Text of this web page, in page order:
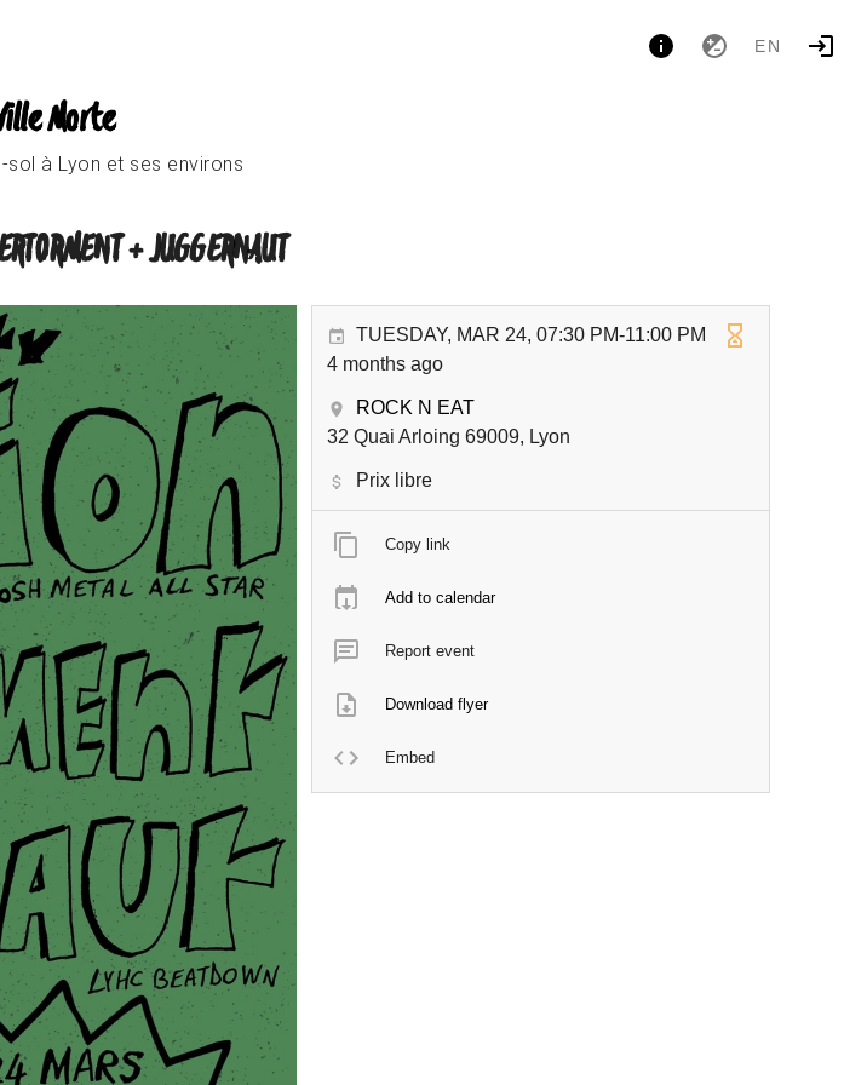
EN
Morte
sol à Lyon et ses environs
+ JUGGERNAUT
TUESDAY, MAR 24, 07:30 PM-11:00 PM
4 months ago
ROCK N EAT
32 Quai Arloing 69009, Lyon
Prix libre
Copy link
Add to calendar
Report event
Download flyer
Embed